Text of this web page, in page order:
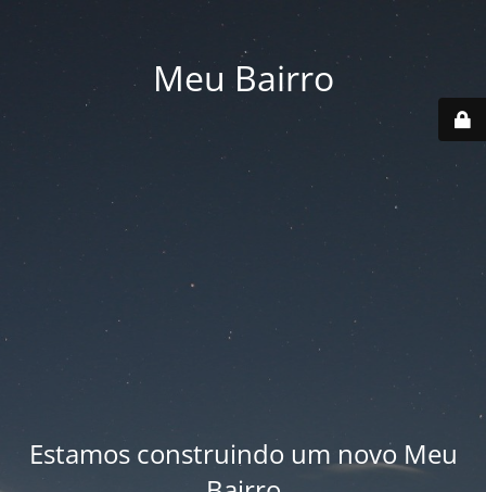
Meu Bairro
Estamos construindo um novo Meu